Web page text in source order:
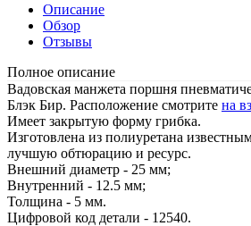
Описание
Обзор
Отзывы
Полное описание
Вадовская манжета поршня
Блэк Бир. Расположение смотрите на
Имеет закрытую форму грибка.
Изготовлена из полиуретана
лучшую обтюрацию и ресурс.
Внешний диаметр - 25 мм;
Внутренний - 12.5 мм;
Толщина - 5 мм.
Цифровой код детали - 12540.